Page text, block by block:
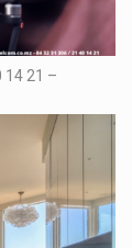
14 21 –